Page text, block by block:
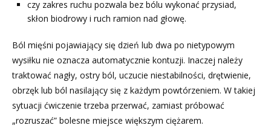
czy zakres ruchu pozwala bez bólu wykonać przysiad,
skłon biodrowy i ruch ramion nad głowę.
Ból mięśni pojawiający się dzień lub dwa po nietypowym
wysiłku nie oznacza automatycznie kontuzji. Inaczej należy
traktować nagły, ostry ból, uczucie niestabilności, drętwienie,
obrzęk lub ból nasilający się z każdym powtórzeniem. W takiej
sytuacji ćwiczenie trzeba przerwać, zamiast próbować
„rozruszać” bolesne miejsce większym ciężarem.